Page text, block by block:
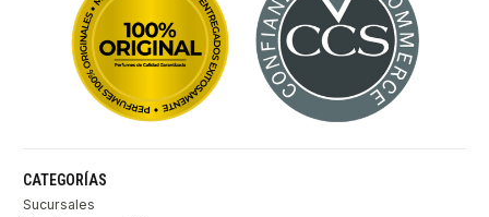
CATEGORÍAS
Sucursales